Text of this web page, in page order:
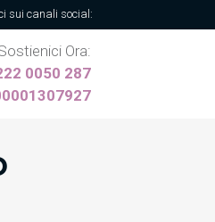
sui canali social:
Ora:
0050 287